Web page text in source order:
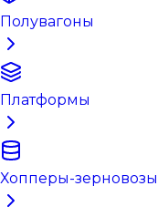
Полувагоны
Платформы
Хопперы-зерновозы